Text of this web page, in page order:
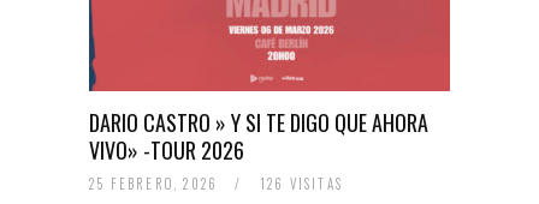
DARIO CASTRO » Y SI TE DIGO QUE AHORA
VIVO» -TOUR 2026
25 FEBRERO, 2026 / 126 VISITAS